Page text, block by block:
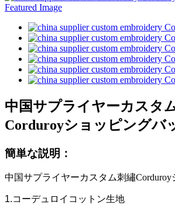
中国サプライヤーカスタ
Corduroyショッピングバ
簡単な説明：
中国サプライヤーカスタム刺繡
1.コーデュロイコットン生地